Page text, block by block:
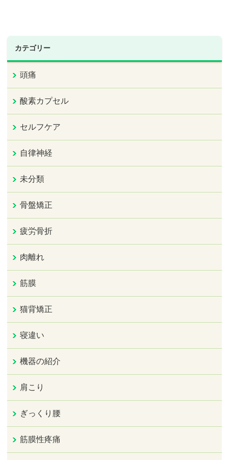
カテゴリー
頭痛
酸素カプセル
セルフケア
自律神経
未分類
骨盤矯正
疲労骨折
肉離れ
筋膜
猫背矯正
寝違い
機器の紹介
肩こり
ぎっくり腰
筋膜性疼痛